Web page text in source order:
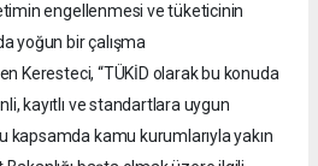
engellenmesi ve tüketicinin
yoğun bir çalışma
Keresteci, “TÜKİD olarak bu konuda
kayıtlı ve standartlara uygun
kapsamda kamu kurumlarıyla yakın